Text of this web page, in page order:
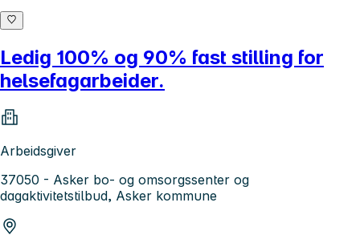
Ledig 100% og 90% fast stilling for
helsefagarbeider.
Arbeidsgiver
37050 - Asker bo- og omsorgssenter og
dagaktivitetstilbud, Asker kommune